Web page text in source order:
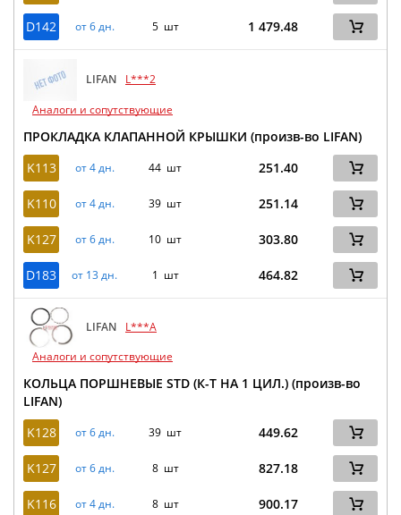
D142 от 6 дн. 5 шт 1 479.48
LIFAN
L***2
Аналоги и сопутствующие
ПРОКЛАДКА КЛАПАННОЙ КРЫШКИ (произв-во LIFAN)
K113
от 4 дн. 44 шт 251.40
K110 от 4 дн. 39 шт 251.14
K127 от 6 дн. 10 шт 303.80
D183 от 13 дн. 1 шт 464.82
LIFAN
L***A
Аналоги и сопутствующие
КОЛЬЦА ПОРШНЕВЫЕ STD (К-Т НА 1 ЦИЛ.) (произв-во
LIFAN)
K128
от 6 дн. 39 шт 449.62
K127 от 6 дн. 8 шт 827.18
K116 от 4 дн. 8 шт 900.17